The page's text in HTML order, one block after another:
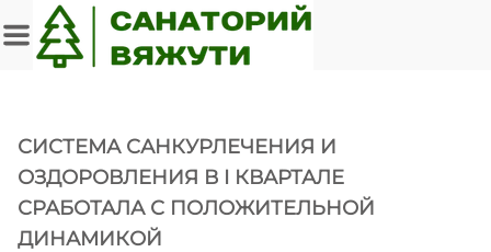
СИСТЕМА САНКУРЛЕЧЕНИЯ И
ОЗДОРОВЛЕНИЯ В I КВАРТАЛЕ
СРАБОТАЛА С ПОЛОЖИТЕЛЬНОЙ
ДИНАМИКОЙ